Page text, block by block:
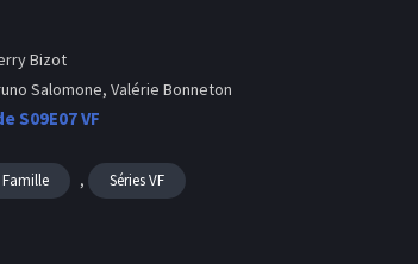
Bizot
Salomone, Valérie Bonneton
S09E07 VF
Famille , Séries VF